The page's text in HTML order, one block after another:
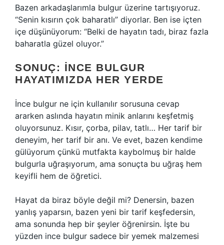
Bazen arkadaşlarımla bulgur üzerine tartışıyoruz.
“Senin kısırın çok baharatlı” diyorlar. Ben ise içten
içe düşünüyorum: “Belki de hayatın tadı, biraz fazla
baharatla güzel oluyor.”
SONUÇ: İNCE BULGUR
HAYATIMIZDA HER YERDE
İnce bulgur ne için kullanılır sorusuna cevap
ararken aslında hayatın minik anlarını keşfetmiş
oluyorsunuz. Kısır, çorba, pilav, tatlı… Her tarif bir
deneyim, her tarif bir anı. Ve evet, bazen kendime
gülüyorum çünkü mutfakta kaybolmuş bir halde
bulgurla uğraşıyorum, ama sonuçta bu uğraş hem
keyifli hem de öğretici.
Hayat da biraz böyle değil mi? Denersin, bazen
yanlış yaparsın, bazen yeni bir tarif keşfedersin,
ama sonunda hep bir şeyler öğrenirsin. İşte bu
yüzden ince bulgur sadece bir yemek malzemesi